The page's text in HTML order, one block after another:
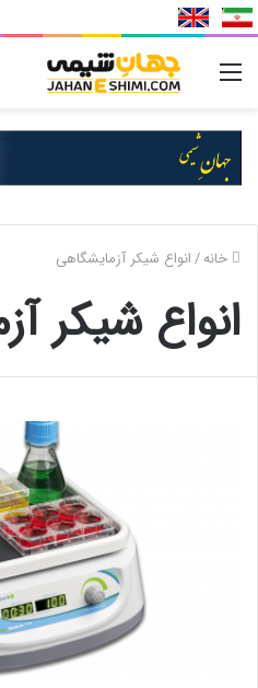
خانه/انواع شیکر آزمایشگاهی
انواع شیکر